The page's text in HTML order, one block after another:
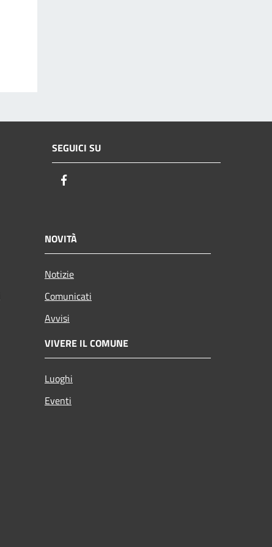
SEGUICI SU
NOVITÀ
Notizie
Comunicati
Avvisi
VIVERE IL COMUNE
Luoghi
Eventi